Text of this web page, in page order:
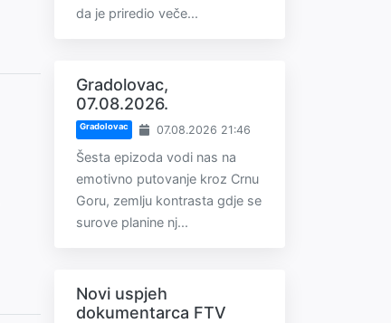
da je priredio veče...
Gradolovac,
07.08.2026.
Gradolovac 07.08.2026 21:46
Šesta epizoda vodi nas na
emotivno putovanje kroz Crnu
Goru, zemlju kontrasta gdje se
surove planine nj...
Novi uspjeh
dokumentarca FTV